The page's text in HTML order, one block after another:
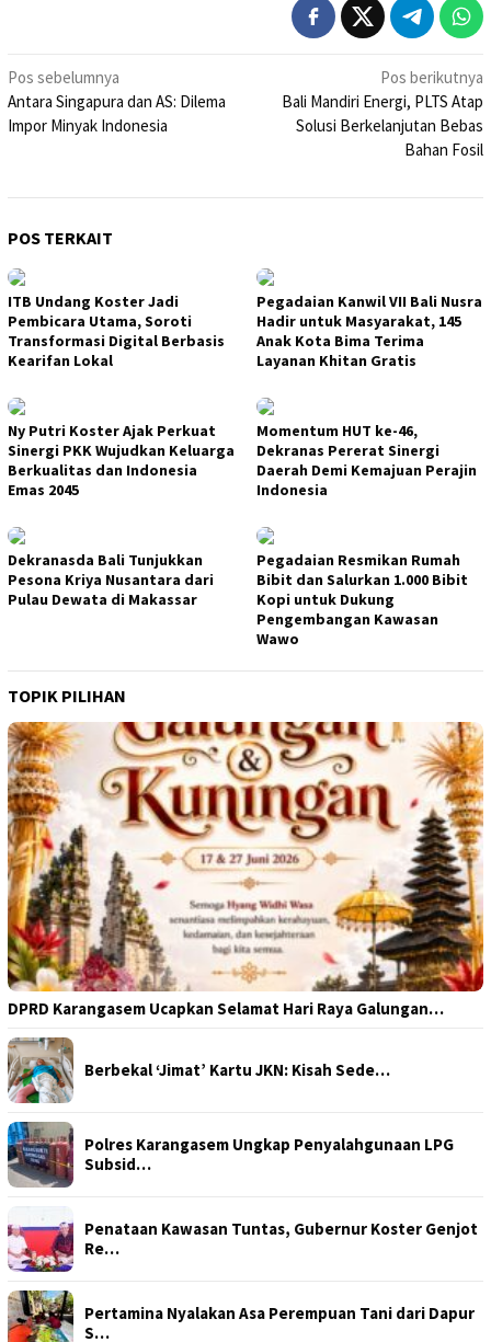
Navigasi
pos
Pos sebelumnya
Antara Singapura dan AS: Dilema
Impor Minyak Indonesia
Pos berikutnya
Bali Mandiri Energi, PLTS Atap
Solusi Berkelanjutan Bebas
Bahan Fosil
POS TERKAIT
ITB Undang Koster Jadi
Pembicara Utama, Soroti
Transformasi Digital Berbasis
Kearifan Lokal
Pegadaian Kanwil VII Bali Nusra
Hadir untuk Masyarakat, 145
Anak Kota Bima Terima
Layanan Khitan Gratis
Ny Putri Koster Ajak Perkuat
Sinergi PKK Wujudkan Keluarga
Berkualitas dan Indonesia
Emas 2045
Momentum HUT ke-46,
Dekranas Pererat Sinergi
Daerah Demi Kemajuan Perajin
Indonesia
Dekranasda Bali Tunjukkan
Pesona Kriya Nusantara dari
Pulau Dewata di Makassar
Pegadaian Resmikan Rumah
Bibit dan Salurkan 1.000 Bibit
Kopi untuk Dukung
Pengembangan Kawasan
Wawo
TOPIK PILIHAN
DPRD Karangasem Ucapkan Selamat Hari Raya Galungan…
Berbekal ‘Jimat’ Kartu JKN: Kisah Sede…
Polres Karangasem Ungkap Penyalahgunaan LPG
Subsid…
Penataan Kawasan Tuntas, Gubernur Koster Genjot
Re…
Pertamina Nyalakan Asa Perempuan Tani dari Dapur
S…